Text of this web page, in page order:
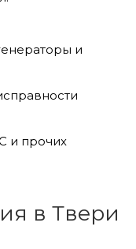
и
и прочих
в Твери